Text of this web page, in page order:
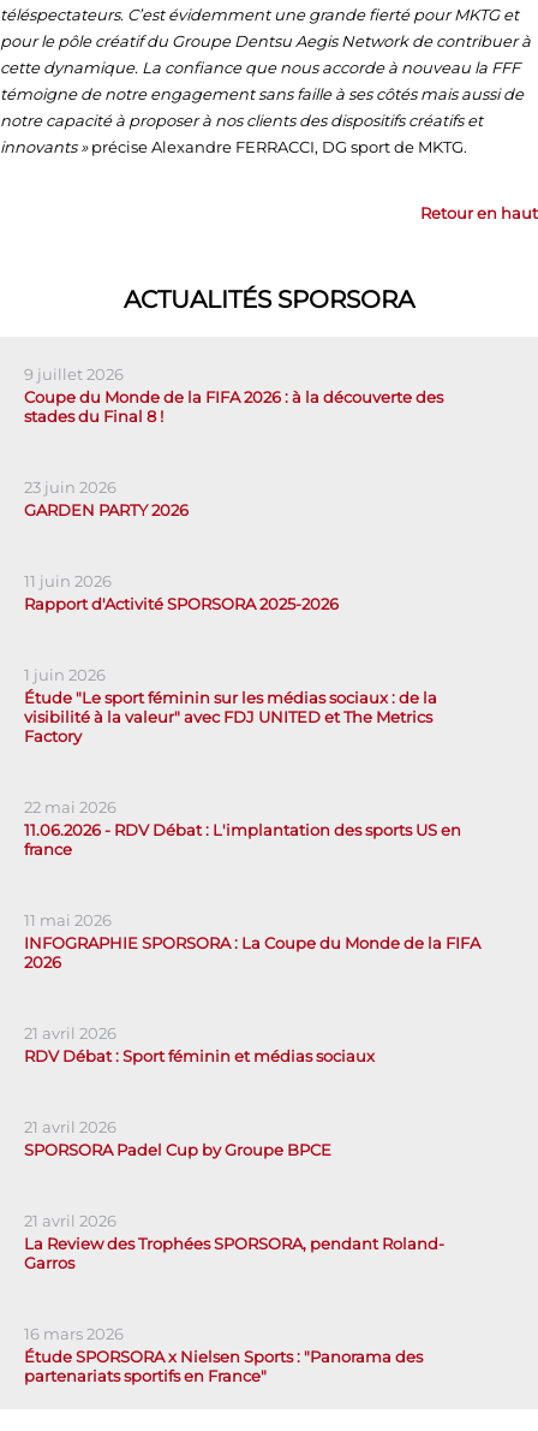
téléspectateurs. C’est évidemment une grande fierté pour MKTG et
pour le pôle créatif du Groupe Dentsu Aegis Network de contribuer à
cette dynamique. La confiance que nous accorde à nouveau la FFF
témoigne de notre engagement sans faille à ses côtés mais aussi de
notre capacité à proposer à nos clients des dispositifs créatifs et
innovants »précise Alexandre FERRACCI, DG sport de MKTG.
Retour en haut
ACTUALITÉS SPORSORA
9 juillet 2026
Coupe du Monde de la FIFA 2026 : à la découverte des
stades du Final 8 !
23 juin 2026
GARDEN PARTY 2026
11 juin 2026
Rapport d'Activité SPORSORA 2025-2026
1 juin 2026
Étude "Le sport féminin sur les médias sociaux : de la
visibilité à la valeur" avec FDJ UNITED et The Metrics
Factory
22 mai 2026
11.06.2026 - RDV Débat : L'implantation des sports US en
france
11 mai 2026
INFOGRAPHIE SPORSORA : La Coupe du Monde de la FIFA
2026
21 avril 2026
RDV Débat : Sport féminin et médias sociaux
21 avril 2026
SPORSORA Padel Cup by Groupe BPCE
21 avril 2026
La Review des Trophées SPORSORA, pendant Roland-
Garros
16 mars 2026
Étude SPORSORA x Nielsen Sports : "Panorama des
partenariats sportifs en France"